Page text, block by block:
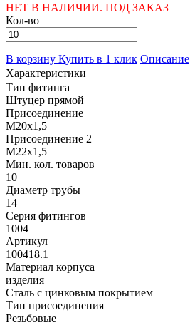
НЕТ В НАЛИЧИИ. ПОД ЗАКАЗ
Кол-во
В корзину Купить в 1 клик Описание
Характеристики
Тип фитинга
Штуцер прямой
Присоединение
M20x1,5
Присоединение 2
M22x1,5
Мин. кол. товаров
10
Диаметр трубы
14
Серия фитингов
1004
Артикул
100418.1
Материал корпуса
изделия
Сталь с цинковым покрытием
Тип присоединения
Резьбовые